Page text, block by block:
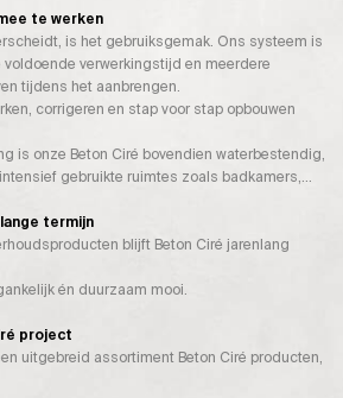
te werken
is het gebruiksgemak. Ons systeem is
verwerkingstijd en meerdere
tijdens het aanbrengen.
corrigeren en stap voor stap opbouwen
is onze Beton Ciré bovendien waterbestendig,
gebruikte ruimtes zoals badkamers,
termijn
blijft Beton Ciré jarenlang
én duurzaam mooi.
project
uitgebreid assortiment Beton Ciré producten,